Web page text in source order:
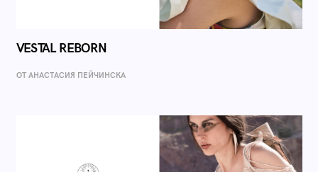
VESTAL REBORN
ОТ AНАСТАСИЯ ПЕЙЧИНСКА